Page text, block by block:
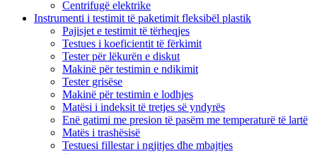
Centrifugë elektrike
Instrumenti i testimit të paketimit fleksibël plastik
Pajisjet e testimit të tërheqjes
Testues i koeficientit të fërkimit
Tester për lëkurën e diskut
Makinë për testimin e ndikimit
Tester grisëse
Makinë për testimin e lodhjes
Matësi i indeksit të tretjes së yndyrës
Enë gatimi me presion të pasëm me temperaturë të lartë
Matës i trashësisë
Testuesi fillestar i ngjitjes dhe mbajtjes